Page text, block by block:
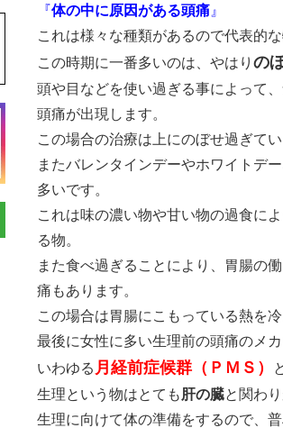
『体の中に原因がある頭痛 』
これは様々な種類があるので代表的な
この時期に一番多いのは、やはり の
頭や目などを使い過ぎる事によって
頭痛が出現します。
この場合の治療は上にのぼせ過ぎて
またバレンタインデーやホワイトデ
多いです。
これは味の濃い物や甘い物の過食に
る物。
また食べ過ぎることにより、胃腸の
痛もあります。
この場合は胃腸にこもっている熱を
最後に女性に多い生理前の頭痛のメカ
いわゆる 月経前症候群（ＰＭＳ）
生理という物はとても肝の臓と関わ
生理に向けて体の準備をするので、